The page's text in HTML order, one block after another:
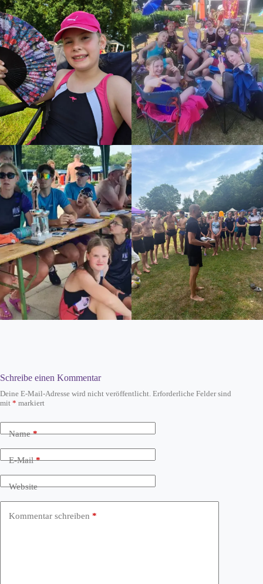
Schreibe einen Kommentar
Deine E-Mail-Adresse wird nicht veröffentlicht. Erforderliche Felder sind
mit * markiert
Name*
E-Mail*
Website
Kommentar schreiben *